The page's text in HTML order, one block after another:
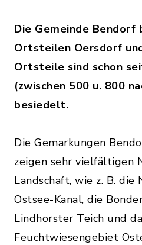
Die Gemeinde Bendorf
Ortsteilen Oersdorf
Ortsteile sind schon
(zwischen 500 u. 800
besiedelt.
Die Gemarkungen
zeigen sehr vielfältigen
Landschaft, wie z. B. die
Ostsee-Kanal, die
Lindhorster Teich und
Feuchtwiesengebiet